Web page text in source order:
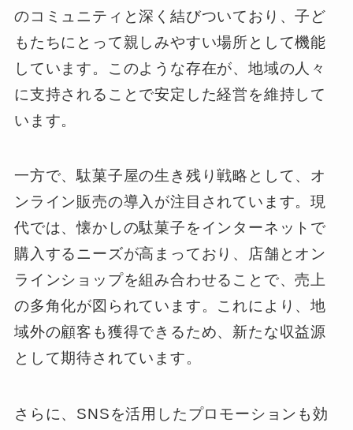
のコミュニティと深く結びついており、子ど
もたちにとって親しみやすい場所として機能
しています。このような存在が、地域の人々
に支持されることで安定した経営を維持して
います。
一方で、駄菓子屋の生き残り戦略として、オ
ンライン販売の導入が注目されています。現
代では、懐かしの駄菓子をインターネットで
購入するニーズが高まっており、店舗とオン
ラインショップを組み合わせることで、売上
の多角化が図られています。これにより、地
域外の顧客も獲得できるため、新たな収益源
として期待されています。
さらに、SNSを活用したプロモーションも効